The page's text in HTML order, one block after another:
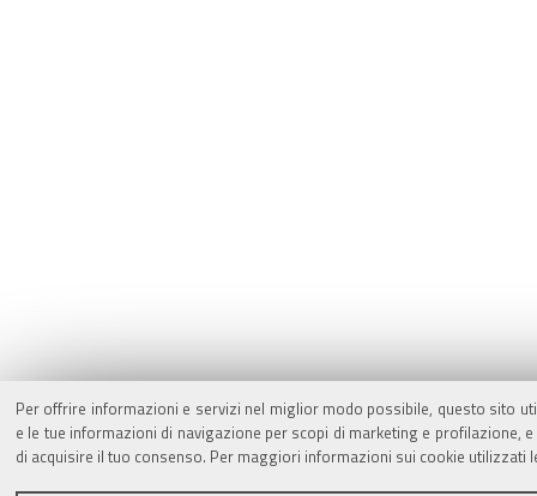
Per offrire informazioni e servizi nel miglior modo possibile, questo sito
e le tue informazioni di navigazione per scopi di marketing e
di acquisire il tuo consenso. Per maggiori informazioni sui cookie utilizzati